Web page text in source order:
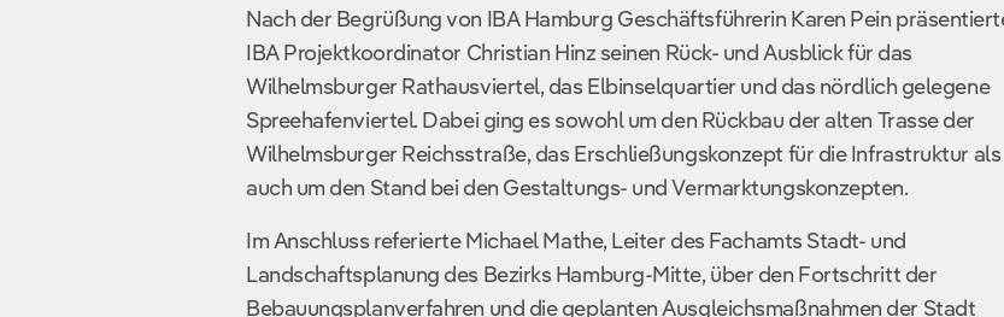
Nach der Begrüßung von IBA Hamburg Geschäftsführerin Karen Pein
IBA Projektkoordinator Christian Hinz seinen Rück- und Ausblick für das
Wilhelmsburger Rathausviertel, das Elbinselquartier und das nördlich gelegene
Spreehafenviertel. Dabei ging es sowohl um den Rückbau der alten Trasse der
Wilhelmsburger Reichsstraße, das Erschließungskonzept für die Infrastruktur als
auch um den Stand bei den Gestaltungs- und Vermarktungskonzepten.
Im Anschluss referierte Michael Mathe, Leiter des Fachamts Stadt- und
Landschaftsplanung des Bezirks Hamburg-Mitte, über den Fortschritt der
Bebauungsplanverfahren und die geplanten Ausgleichsmaßnahmen der Stadt